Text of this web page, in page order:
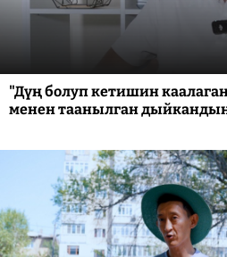
"Дүң болуп кетишин
менен таанылган